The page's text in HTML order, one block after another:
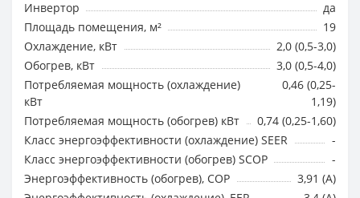
Инвертор
да
Площадь помещения, м²
19
Охлаждение, кВт
2,0 (0,5-3,0)
Обогрев, кВт
3,0 (0,5-4,0)
Потребляемая мощность (охлаждение)
кВт
0,46 (0,25-
1,19)
Потребляемая мощность (обогрев) кВт
0,74 (0,25-1,60)
Класс энергоэффективности (охлаждение) SEER
-
Класс энергоэффективности (обогрев) SCOP
-
Энергоэффективность (обогрев), COP
3,91 (A)